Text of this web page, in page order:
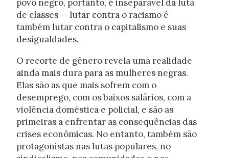
povo negro, portanto, é inseparável da luta
de classes — lutar contra o racismo é
também lutar contra o capitalismo e suas
desigualdades.
O recorte de gênero revela uma realidade
ainda mais dura para as mulheres negras.
Elas são as que mais sofrem com o
desemprego, com os baixos salários, com a
violência doméstica e policial, e são as
primeiras a enfrentar as consequências das
crises econômicas. No entanto, também são
protagonistas nas lutas populares, no